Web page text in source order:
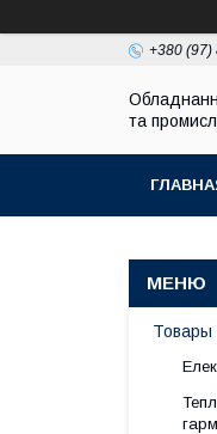
+380 (97)
та
Товары